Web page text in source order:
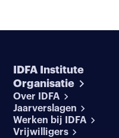
IDFA Institute
Organisatie
Over IDFA
Jaarverslagen
Werken bij IDFA
Vrijwilligers